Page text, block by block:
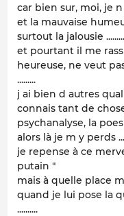
car bien sur, moi, je n
et la mauvaise
surtout la jalousie .........
et pourtant il me
heureuse, ne veut
.........
j ai bien d autres
connais tant de
psychanalyse, la
alors là je m y perds
je repense à ce
putain "
mais à quelle place
quand je lui pose la
..........